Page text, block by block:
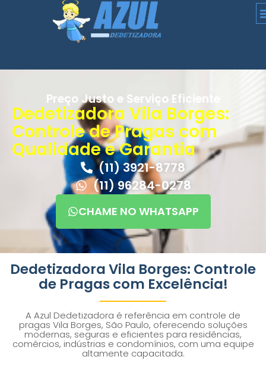
Preço Justo e Serviço Eficiente
Dedetizadora Vila Borges:
Controle de Pragas com
Qualidade e Garantia
(11) 3921-8778
(11) 96284-0278
CHAME NO WHATSAPP
Dedetizadora Vila Borges: Controle
de Pragas com Excelência!
A Azul Dedetizadora é referência em controle de
pragas Vila Borges, São Paulo, oferecendo soluções
modernas, seguras e eficientes para residências,
comércios, indústrias e condomínios, com uma equipe
altamente capacitada.